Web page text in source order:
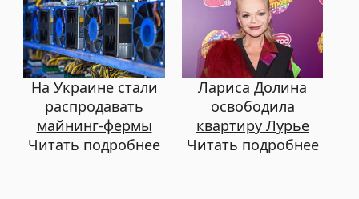
На Украине стали
распродавать
майнинг-фермы
Читать подробнее
Лариса Долина
освободила
квартиру Лурье
Читать подробнее